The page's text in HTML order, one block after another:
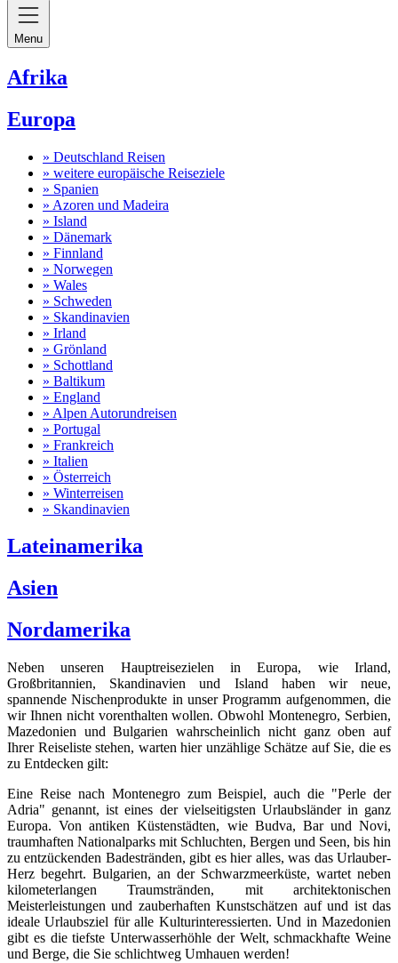
Menu
Afrika
Europa
» Deutschland Reisen
» weitere europäische Reiseziele
» Spanien
» Azoren und Madeira
» Island
» Dänemark
» Finnland
» Norwegen
» Wales
» Schweden
» Skandinavien
» Irland
» Grönland
» Schottland
» Baltikum
» England
» Alpen Autorundreisen
» Portugal
» Frankreich
» Italien
» Österreich
» Winterreisen
» Skandinavien
Lateinamerika
Asien
Nordamerika
Neben unseren Hauptreisezielen in Europa, wie Irland,
Großbritannien, Skandinavien und Island haben wir neue,
spannende Nischenprodukte in unser Programm aufgenommen, die
wir Ihnen nicht vorenthalten wollen. Obwohl Montenegro, Serbien,
Mazedonien und Bulgarien wahrscheinlich nicht ganz oben auf
Ihrer Reiseliste stehen, warten hier unzählige Schätze auf Sie, die es
zu Entdecken gilt:
Eine Reise nach Montenegro zum Beispiel, auch die "Perle der
Adria" genannt, ist eines der vielseitigsten Urlaubsländer in ganz
Europa. Von antiken Küstenstädten, wie Budva, Bar und Novi,
traumhaften Nationalparks mit Schluchten, Bergen und Seen, bis hin
zu entzückenden Badestränden, gibt es hier alles, was das Urlauber-
Herz begehrt. Bulgarien, an der Schwarzmeerküste, wartet neben
kilometerlangen Traumstränden, mit architektonischen
Meisterleistungen und zauberhaften Kunstschätzen auf und ist das
ideale Urlaubsziel für alle Kulturinteressierten. Und in Mazedonien
gibt es die tiefste Unterwasserhöhle der Welt, schmackhafte Weine
und Berge, die Sie schlichtweg Umhauen werden!